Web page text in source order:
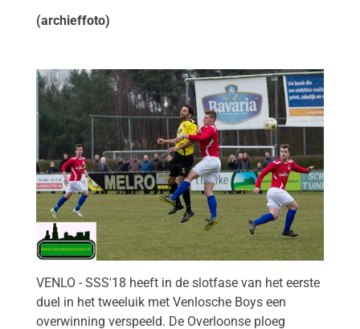
(archieffoto)
VENLO - SSS'18 heeft in de slotfase van het eerste
duel in het tweeluik met Venlosche Boys een
overwinning verspeeld. De Overloonse ploeg